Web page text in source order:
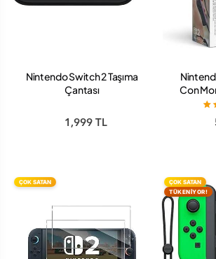
Nintendo Switch 2 Taşıma
Çantası
1,999 TL
Con
ÇOK SATAN
ÇOK SATAN
TÜKENİYOR!